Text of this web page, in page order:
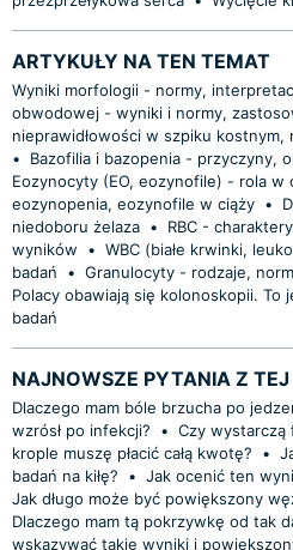
ARTYKUŁY NA TEN TEMAT
Wyniki morfologii - normy,
obwodowej - wyniki i normy,
nieprawidłowości w szpiku
•
Bazofilia i bazopenia - przyczyny,
Eozynocyty (EO, eozynofile) - rola w
eozynopenia, eozynofile w ciąży •
niedoboru żelaza •
RBC -
wyników
• WBC (białe krwinki,
badań
• Granulocyty - rodzaje,
Polacy obawiają się kolonoskopii.
badań
NAJNOWSZE PYTANIA Z
Dlaczego mam bóle brzucha po
wzrósł po infekcji?
• Czy
krople muszę płacić całą kwotę?
•
badań na kiłę?
• Jak ocenić ten
Jak długo może być powiększony
Dlaczego mam tą pokrzywkę od tak
wskazywać takie wyniki i